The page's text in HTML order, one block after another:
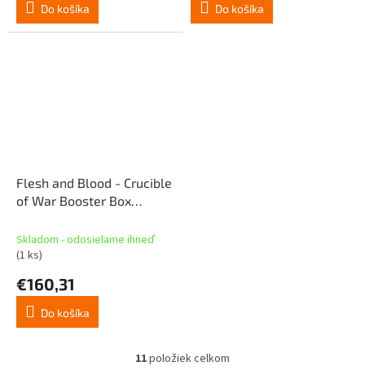
Do košíka Do košíka
Flesh and Blood - Crucible
of War Booster Box
Skladom - odosielame ihneď
(1 ks)
€160,31
Do košíka
O
11položiek celkom